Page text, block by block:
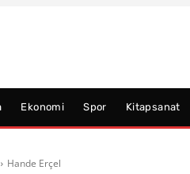
Ekonomi Spor Kitapsanat
Hande Erçel